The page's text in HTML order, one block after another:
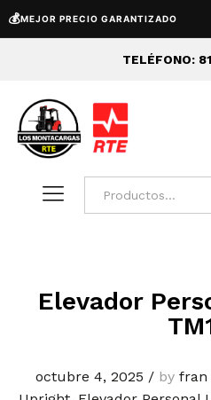
MEJOR PRECIO GARANTIZADO
TELÉFONO:
Elevador
octubre 4, 2025 /by fran